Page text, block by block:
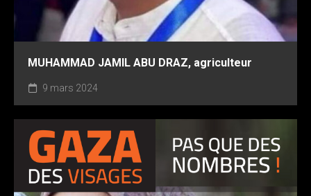
MUHAMMAD JAMIL ABU DRAZ, agriculteur
9 mars 2024